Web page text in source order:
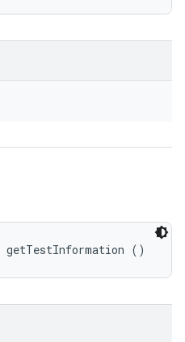
getTestInformation ()